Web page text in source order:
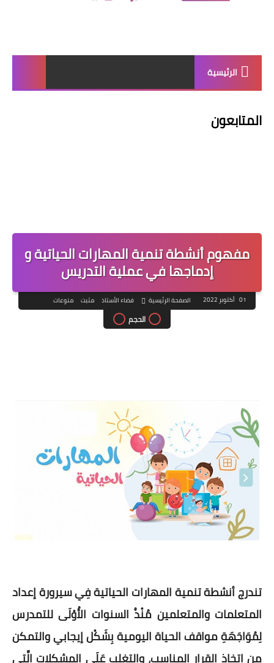
الرئيسية
المتابعون
مفهوم أنشطة تنمية المهارات الحياتية و
إدماجها في عملية التدريس
01 أكتوبر 2022 الصفحة الرئيسية فضاء الأستاذ مثبت منوعات
الحجم
تندرج أنشطة تنمية المهارات الحياتية فِي سيرورة إعداد
المتعلمات والمتعلمين مُنْذُ السنوات الأُوْلَى للتمدرس
لِمُوَاجَهَةِ مواقف الحياة اليومية بِشَكْل إيجابي والتمكن
من اتخاذ القرار المناسب، والتغلب عَلَى المشكلات الَّتِي